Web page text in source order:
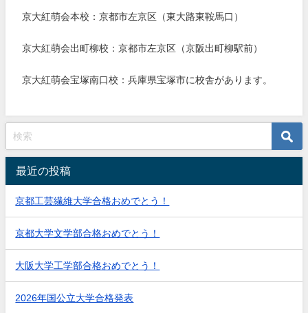
京大紅萌会本校：京都市左京区（東大路東鞍馬口）
京大紅萌会出町柳校：京都市左京区（京阪出町柳駅前）
京大紅萌会宝塚南口校：兵庫県宝塚市に校舎があります。
最近の投稿
京都工芸繊維大学合格おめでとう！
京都大学文学部合格おめでとう！
大阪大学工学部合格おめでとう！
2026年国公立大学合格発表